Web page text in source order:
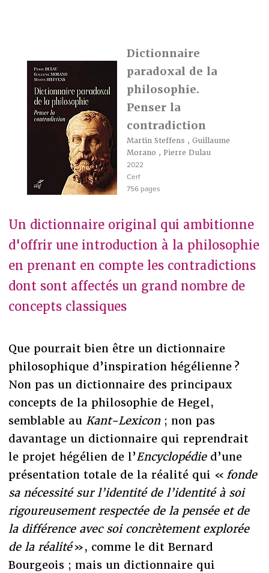
Dictionnaire
paradoxal de la
philosophie.
Penser la
contradiction
Martin Steffens , Guillaume
Morano , Pierre Dulau
2022
Cerf
756 pages
Un dictionnaire original qui ambitionne
d'offrir une introduction à la philosophie
en prenant en compte les contradictions
dont sont affectés un grand nombre de
concepts classiques
Que pourrait bien être un dictionnaire
philosophique d’inspiration hégélienne ?
Non pas un dictionnaire des principaux
concepts de la philosophie de Hegel,
semblable au Kant-Lexicon; non pas
davantage un dictionnaire qui reprendrait
le projet hégélien de l’Encyclopédied’une
présentation totale de la réalité qui « fonde
sa nécessité sur l’identité de l’identité à soi
rigoureusement respectée de la pensée et de
la différence avec soi concrètement explorée
de la réalité», comme le dit Bernard
Bourgeois ; mais un dictionnaire qui